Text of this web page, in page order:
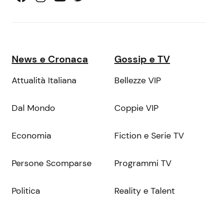
News e Cronaca
Attualità Italiana
Dal Mondo
Economia
Persone Scomparse
Politica
Gossip e TV
Bellezze VIP
Coppie VIP
Fiction e Serie TV
Programmi TV
Reality e Talent